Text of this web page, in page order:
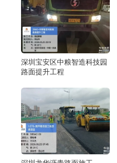
深圳宝安区中粮智造科技园
路面提升工程